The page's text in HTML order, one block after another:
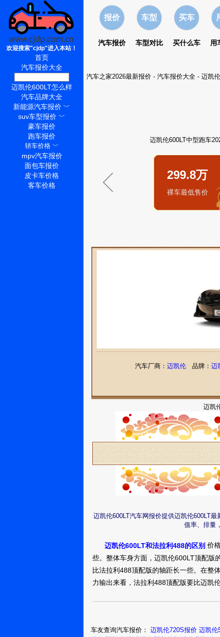
报价
汽车报价
车型
车型对比
买车
买什么车 用
汽车之家2026最新报价- 汽车报价大全- 迈凯
迈凯伦600LT中型跑车
299.8万
裸车最低售价
汽车厂商： 迈凯伦 品牌： 迈
迈凯
迈凯伦600LT汽车网报价提供迈凯伦600LT
值率、排量
迈凯伦600LT和法拉利488的区别 价
些。整体车身方面，迈凯伦600LT顶配版
比法拉利488顶配版的轴距长一些。在整
力输出来看，法拉利488顶配版要比迈凯
车友查询汽车报价： 迈凯伦720S报价 迈凯伦
欢迎搜索"cjdp"进入本站！
首页
汽车报价大全
迈凯伦600LT怎么样
汽车品牌大全
新能源汽车报价 ﹀
suv车型报价 ﹀
豪车报价
跑车报价
轿车价格﹀
mpv汽车报价
面包车报价
皮卡车价格
客车价格